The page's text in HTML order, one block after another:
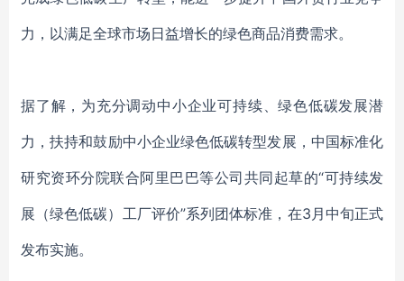
力，以满足全球市场日益增长的绿色商品消费需求。
据了解，为充分调动中小企业可持续、绿色低碳发展潜
力，扶持和鼓励中小企业绿色低碳转型发展，中国标准化
研究资环分院联合阿里巴巴等公司共同起草的“可持续发
展（绿色低碳）工厂评价”系列团体标准，在3月中旬正式
发布实施。